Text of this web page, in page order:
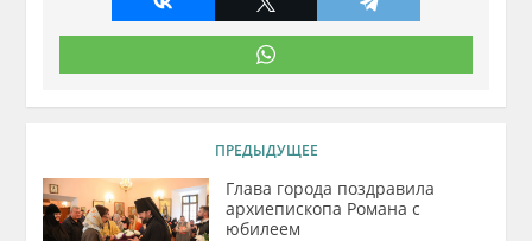
ПРЕДЫДУЩЕЕ
Глава города поздравила
архиепископа Романа с
юбилеем